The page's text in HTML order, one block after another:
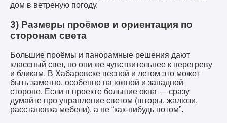
дом в ветреную погоду.
3) Размеры проёмов и ориентация по
сторонам света
Большие проёмы и панорамные решения дают
классный свет, но они же чувствительнее к перегреву
и бликам. В Хабаровске весной и летом это может
быть заметно, особенно на южной и западной
стороне. Если в проекте большие окна — сразу
думайте про управление светом (шторы, жалюзи,
расстановка мебели), а не “как-нибудь потом”.